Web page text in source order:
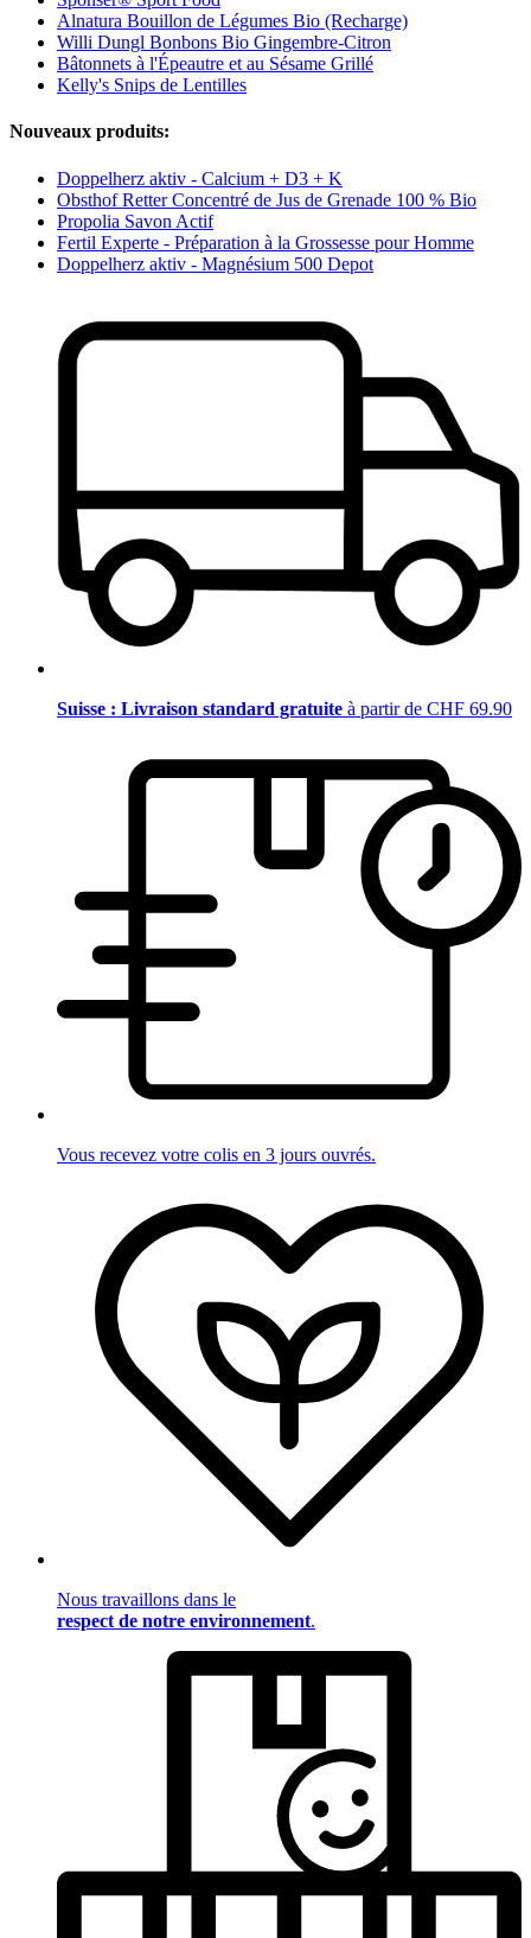
Alnatura Bouillon de Légumes Bio (Recharge)
Willi Dungl Bonbons Bio Gingembre-Citron
Bâtonnets à l'Épeautre et au Sésame Grillé
Kelly's Snips de Lentilles
Nouveaux produits:
Doppelherz aktiv - Calcium + D3 + K
Obsthof Retter Concentré de Jus de Grenade 100 % Bio
Propolia Savon Actif
Fertil Experte - Préparation à la Grossesse pour Homme
Doppelherz aktiv - Magnésium 500 Depot
Suisse : Livraison standard gratuite à partir de CHF 69.90
Vous recevez votre colis en 3 jours ouvrés.
Nous travaillons dans le
respect de notre environnement.